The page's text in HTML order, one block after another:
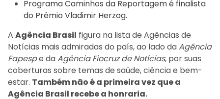
Programa Caminhos da Reportagem é finalista
do Prêmio Vladimir Herzog.
A Agência Brasil figura na lista de Agências de
Notícias mais admiradas do país, ao lado daAgência
Fapespe daAgência Fiocruz de Notícias, por suas
coberturas sobre temas de saúde, ciência e bem-
estar. Também não é a primeira vez que a
Agência Brasil recebe a honraria.